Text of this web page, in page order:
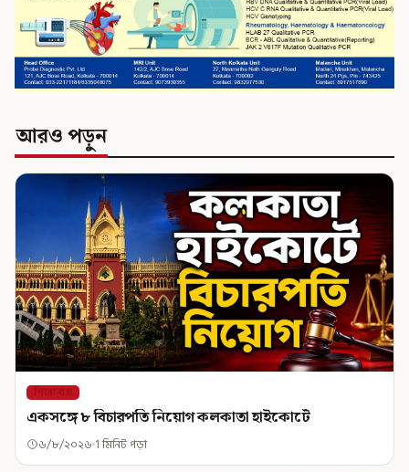
আরও পড়ুন
শিরোনাম
একসঙ্গে ৮ বিচারপতি নিয়োগ কলকাতা হাইকোর্টে
৬/৮/২০২৬ 1 মিনিট পড়া